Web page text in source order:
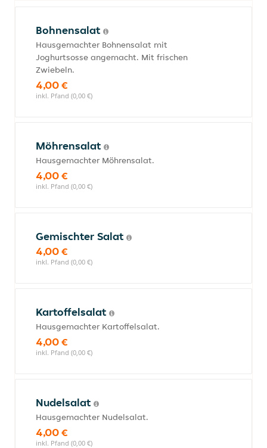
Bohnensalat
Hausgemachter Bohnensalat mit
Joghurtsosse angemacht. Mit frischen
Zwiebeln.
4,00 €
inkl. Pfand (0,00 €)
Möhrensalat
Hausgemachter Möhrensalat.
4,00 €
inkl. Pfand (0,00 €)
Gemischter Salat
4,00 €
inkl. Pfand (0,00 €)
Kartoffelsalat
Hausgemachter Kartoffelsalat.
4,00 €
inkl. Pfand (0,00 €)
Nudelsalat
Hausgemachter Nudelsalat.
4,00 €
inkl. Pfand (0,00 €)